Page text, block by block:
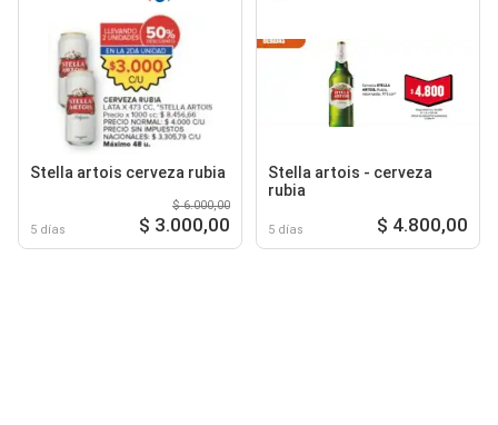
Stella artois cerveza rubia
5 días
$ 6.000,00
$ 3.000,00
Stella artois - cerveza
rubia
5 días $ 4.800,00